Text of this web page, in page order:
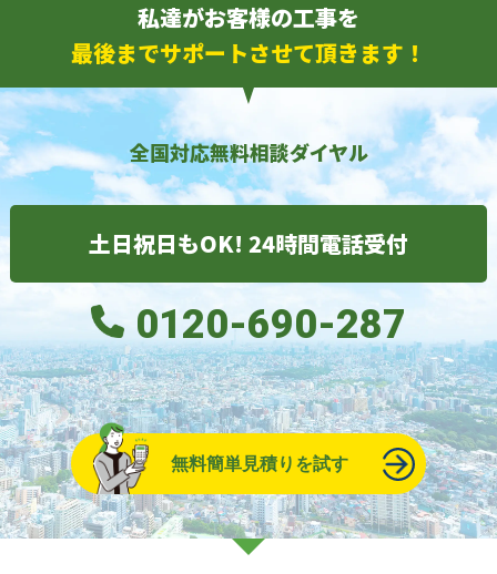
私達がお客様の工事を
最後までサポートさせて頂きます！
全国対応無料相談ダイヤル
土日祝日もOK! 24時間電話受付
0120-690-287
無料簡単見積りを試す